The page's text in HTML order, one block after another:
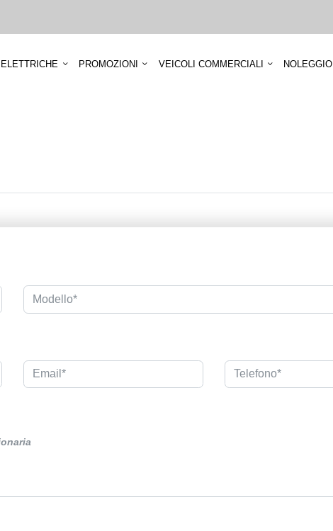
PROMOZIONI VEICOLI COMMERCIALI NOLEGGIO